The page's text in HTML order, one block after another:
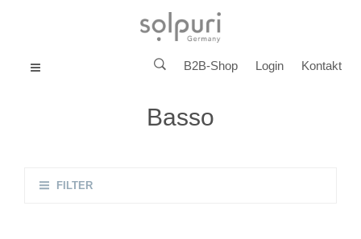
MENU B2B-Shop Login Kontakt
Basso
FILTER